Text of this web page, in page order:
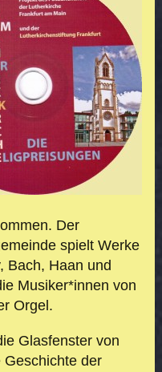
Der
spielt Werke
Bach, Haan und
Musiker*innen von
Orgel.
Glasfenster von
Geschichte der